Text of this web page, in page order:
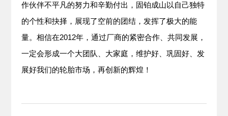
作伙伴不平凡的努力和辛勤付出，固铂成山以自己独特
的个性和抉择，展现了空前的团结，发挥了极大的能
量。相信在2012年，通过厂商的紧密合作、共同发展，
一定会形成一个大团队、大家庭，维护好、巩固好、发
展好我们的轮胎市场，再创新的辉煌！